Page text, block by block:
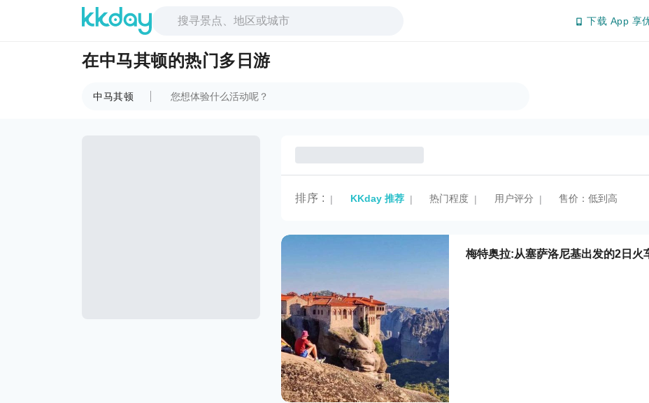
下载 App 享
在中马其顿的热门多日游
中马其顿
排序 : | KKday 推荐 | 热门程度 | 用户评分 | 售价：低到高
梅特奥拉:从塞萨洛尼基出发的2日火